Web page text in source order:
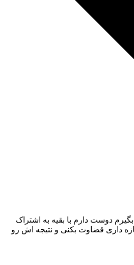
دوست دارم با بقیه به اشتراک
داری قضاوت بکنی و نتیجه اش رو